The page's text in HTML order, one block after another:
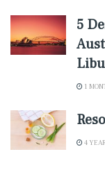
5
1
4